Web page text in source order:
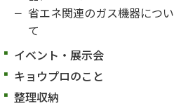
省エネ関連のガス機器につい
て
イベント・展示会
キョウプロのこと
整理収納